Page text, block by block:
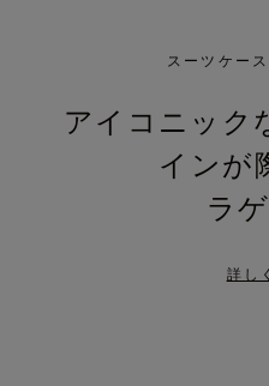
スーツケー
アイコニック
インが
ラ
詳し